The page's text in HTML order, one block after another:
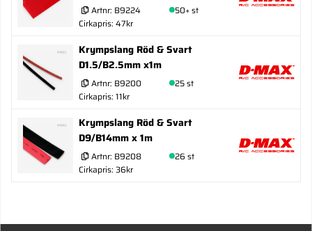
Artnr: B9224
50+ st
Cirkapris: 47kr
Krympslang Röd & Svart
D1.5/B2.5mm x1m
Artnr: B9200
25 st
Cirkapris: 11kr
Krympslang Röd & Svart
D9/B14mm x 1m
Artnr: B9208
26 st
Cirkapris: 36kr